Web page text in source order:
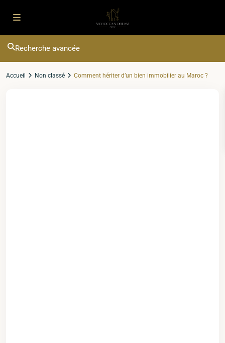
Recherche avancée
Accueil Non classé Comment hériter d’un bien immobilier au Maroc ?